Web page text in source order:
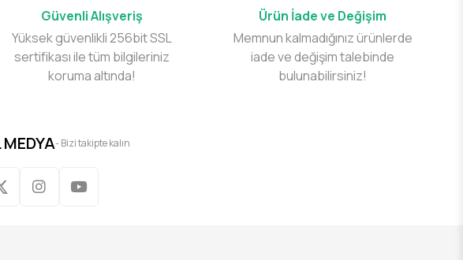
Güvenli Alışveriş
Yüksek güvenlikli 256bit SSL
sertifikası ile tüm bilgileriniz
koruma altında!
Ürün İade ve Değişim
Memnun kalmadığınız ürünlerde
iade ve değişim talebinde
bulunabilirsiniz!
- Bizi takipte kalın